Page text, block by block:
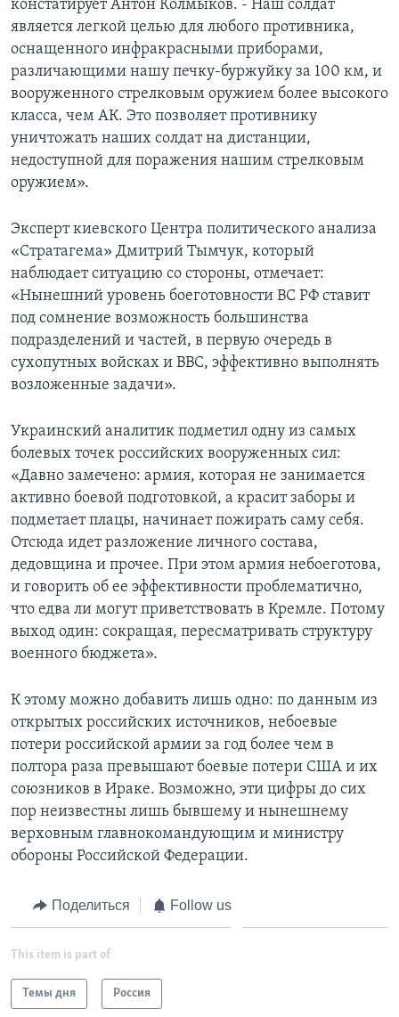
констатирует Антон Колмыков. - Наш солдат
является легкой целью для любого противника,
оснащенного инфракрасными приборами,
различающими нашу печку-буржуйку за 100 км, и
вооруженного стрелковым оружием более высокого
класса, чем АК. Это позволяет противнику
уничтожать наших солдат на дистанции,
недоступной для поражения нашим стрелковым
оружием».
Эксперт киевского Центра политического анализа
«Стратагема» Дмитрий Тымчук, который
наблюдает ситуацию со стороны, отмечает:
«Нынешний уровень боеготовности ВС РФ ставит
под сомнение возможность большинства
подразделений и частей, в первую очередь в
сухопутных войсках и ВВС, эффективно выполнять
возложенные задачи».
Украинский аналитик подметил одну из самых
болевых точек российских вооруженных сил:
«Давно замечено: армия, которая не занимается
активно боевой подготовкой, а красит заборы и
подметает плацы, начинает пожирать саму себя.
Отсюда идет разложение личного состава,
дедовщина и прочее. При этом армия небоеготова,
и говорить об ее эффективности проблематично,
что едва ли могут приветствовать в Кремле. Потому
выход один: сокращая, пересматривать структуру
военного бюджета».
К этому можно добавить лишь одно: по данным из
открытых российских источников, небоевые
потери российской армии за год более чем в
полтора раза превышают боевые потери США и их
союзников в Ираке. Возможно, эти цифры до сих
пор неизвестны лишь бывшему и нынешнему
верховным главнокомандующим и министру
обороны Российской Федерации.
Поделиться Follow us
This item is part of
Темы дня Россия